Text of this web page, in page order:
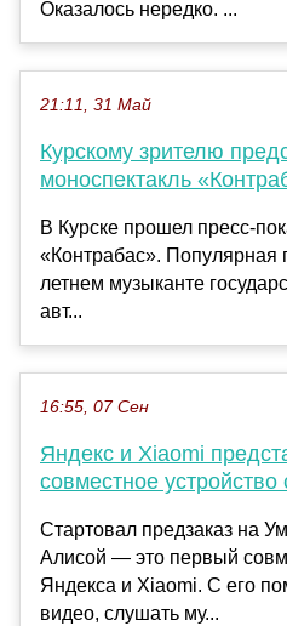
Оказалось нередко. ...
21:11, 31 Май
Курскому зрителю
моноспектакль
В Курске прошел пресс-
«Контрабас». Популярная
летнем музыканте
авт...
16:55, 07 Сен
Яндекс и Xiaomi
совместное устройство
Стартовал предзаказ на
Алисой — это первый
Яндекса и Xiaomi. С его
видео, слушать му...